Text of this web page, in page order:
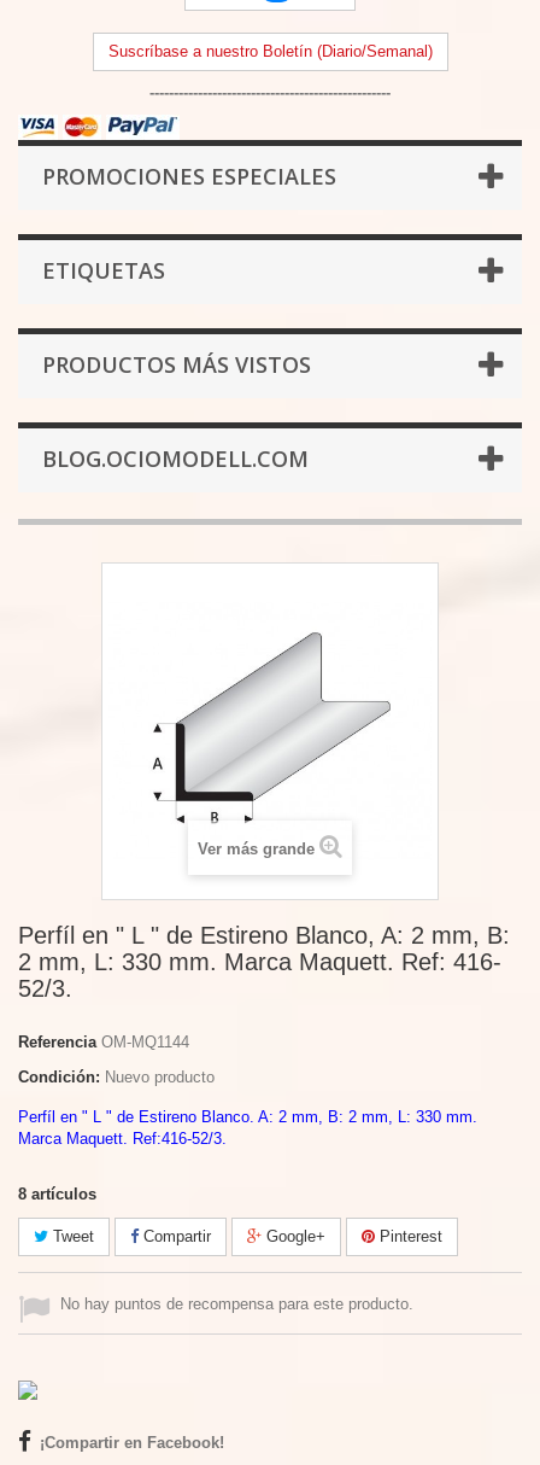
Suscríbase a nuestro Boletín (Diario/Semanal)
--------------------------------------------------
PROMOCIONES ESPECIALES
ETIQUETAS
PRODUCTOS MÁS VISTOS
BLOG.OCIOMODELL.COM
Ver más grande
Perfíl en " L " de Estireno Blanco, A: 2 mm, B:
2 mm, L: 330 mm. Marca Maquett. Ref: 416-
52/3.
Referencia OM-MQ1144
Condición: Nuevo producto
Perfíl en " L " de Estireno Blanco. A: 2 mm, B: 2 mm, L: 330 mm.
Marca Maquett. Ref:416-52/3.
8 artículos
Tweet Compartir Google+ Pinterest
No hay puntos de recompensa para este producto.
¡Compartir en Facebook!